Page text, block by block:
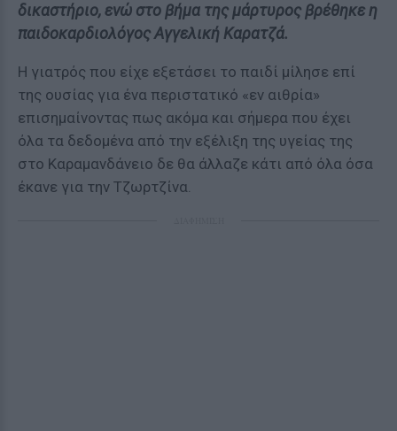
δικαστήριο, ενώ στο βήμα της μάρτυρος βρέθηκε η
παιδοκαρδιολόγος Αγγελική Καρατζά.
Η γιατρός που είχε εξετάσει το παιδί μίλησε επί
της ουσίας για ένα περιστατικό «εν αιθρία»
επισημαίνοντας πως ακόμα και σήμερα που έχει
όλα τα δεδομένα από την εξέλιξη της υγείας της
στο Καραμανδάνειο δε θα άλλαζε κάτι από όλα όσα
έκανε για την Τζωρτζίνα.